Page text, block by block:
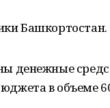
Башкортостан.
денежные
в объеме